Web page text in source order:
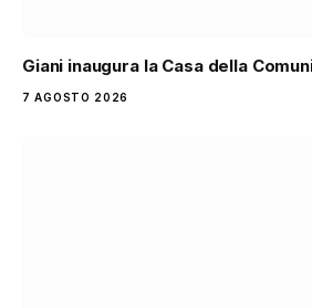
Giani inaugura la Casa della
7 AGOSTO 2026